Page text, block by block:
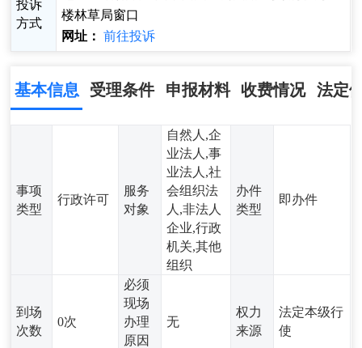
投诉
方式
楼林草局窗口
网址： 前往投诉
基本信息 受理条件 申报材料 收费情况 法定
事项
类型
行政许可
服务
对象
自然人,企
业法人,事
业法人,社
会组织法
人,非法人
企业,行政
机关,其他
组织
办件
类型
即办件
到场
次数
0次
必须
现场
办理
原因
无
权力
来源
法定本级行
使